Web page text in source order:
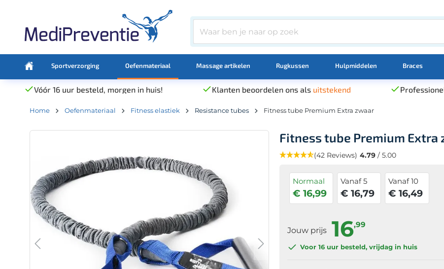
Sportverzorging Oefenmateriaal Massage artikelen Rugkussen Hulpmiddelen Braces
Vóór 16 uur besteld, morgen in huis! Klanten beoordelen ons als uitstekend
Home Oefenmateriaal Fitness elastiek Resistance tubes Fitness tube Premium Extra zwaar
Fitness tube Premium Extra
(42 Reviews) 4.79/ 5.00
Normaal
€ 16,99
Vanaf 5
€ 16,79
Vanaf 10
€ 16,49
Jouw prijs 16,99
Voor 16 uurbesteld, vrijdag in huis